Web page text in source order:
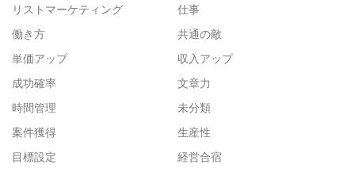
リストマーケティング
仕事
働き方
共通の敵
単価アップ
収入アップ
成功確率
文章力
時間管理
未分類
案件獲得
生産性
目標設定
経営合宿